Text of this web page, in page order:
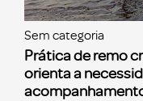
Sem categoria
Prática de remo
orienta a